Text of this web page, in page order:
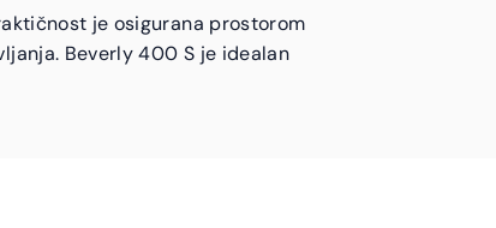
je osigurana prostorom
Beverly 400 S je idealan